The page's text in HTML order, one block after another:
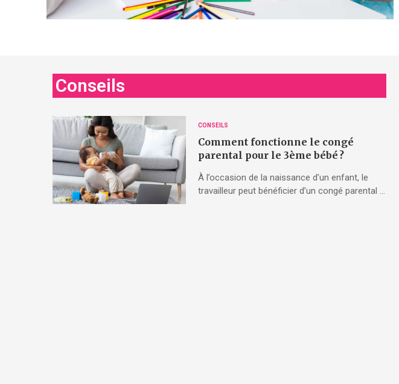
Conseils
CONSEILS
Comment fonctionne le congé
parental pour le 3ème bébé ?
À l’occasion de la naissance d’un enfant, le
travailleur peut bénéficier d’un congé parental …